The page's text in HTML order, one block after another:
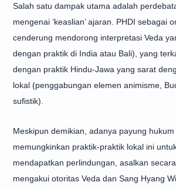
Salah satu dampak utama adalah
mengenai ‘keaslian’ ajaran. PHDI sebagai
cenderung mendorong interpretasi Veda
dengan praktik di India atau Bali), yang
dengan praktik Hindu-Jawa yang sarat
lokal (penggabungan elemen animisme,
sufistik).
Meskipun demikian, adanya payung
memungkinkan praktik-praktik lokal ini
mendapatkan perlindungan, asalkan
mengakui otoritas Veda dan Sang Hyang